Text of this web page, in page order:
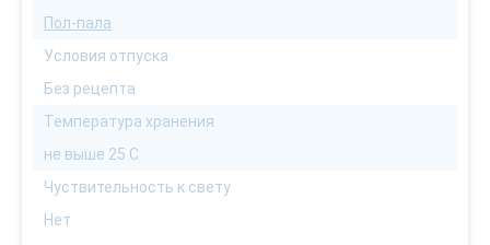
Пол-пала
Условия отпуска
Без рецепта
Температура хранения
не выше 25 С
Чуствительность к свету
Нет